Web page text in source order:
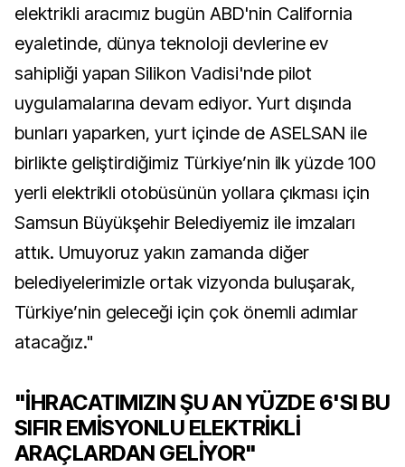
elektrikli aracımız bugün ABD'nin California
eyaletinde, dünya teknoloji devlerine ev
sahipliği yapan Silikon Vadisi'nde pilot
uygulamalarına devam ediyor. Yurt dışında
bunları yaparken, yurt içinde de ASELSAN ile
birlikte geliştirdiğimiz Türkiye’nin ilk yüzde 100
yerli elektrikli otobüsünün yollara çıkması için
Samsun Büyükşehir Belediyemiz ile imzaları
attık. Umuyoruz yakın zamanda diğer
belediyelerimizle ortak vizyonda buluşarak,
Türkiye’nin geleceği için çok önemli adımlar
atacağız."
"İHRACATIMIZIN ŞU AN YÜZDE 6'SI BU
SIFIR EMİSYONLU ELEKTRİKLİ
ARAÇLARDAN GELİYOR"